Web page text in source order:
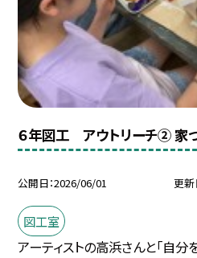
６年図工 アウトリーチ② 家
公開日 2026/06/01 更新
図工室
アーティストの高浜さんと「自分